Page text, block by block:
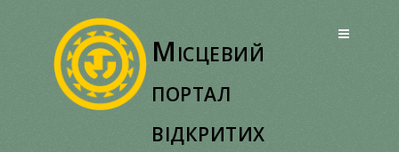
Місцевий
портал
відкритих